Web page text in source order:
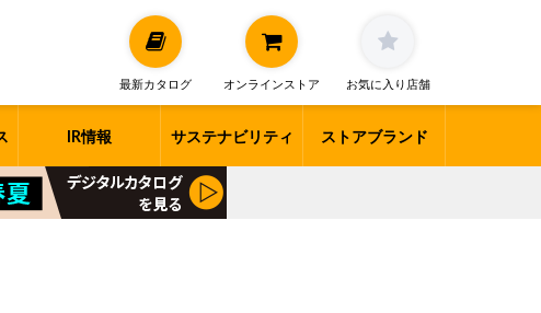
最新カタログ オンラインストア お気に入り店舗
IR情報 サステナビリティ ストアブランド